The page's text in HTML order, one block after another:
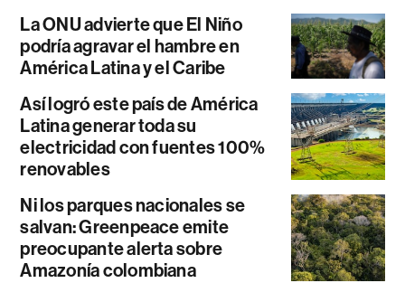
La ONU advierte que El Niño
podría agravar el hambre en
América Latina y el Caribe
Así logró este país de América
Latina generar toda su
electricidad con fuentes 100%
renovables
Ni los parques nacionales se
salvan: Greenpeace emite
preocupante alerta sobre
Amazonía colombiana